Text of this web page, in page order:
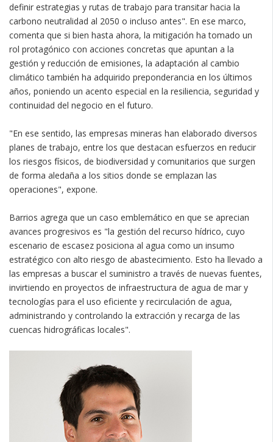
definir estrategias y rutas de trabajo para transitar hacia la
carbono neutralidad al 2050 o incluso antes". En ese marco,
comenta que si bien hasta ahora, la mitigación ha tomado un
rol protagónico con acciones concretas que apuntan a la
gestión y reducción de emisiones, la adaptación al cambio
climático también ha adquirido preponderancia en los últimos
años, poniendo un acento especial en la resiliencia, seguridad y
continuidad del negocio en el futuro.
"En ese sentido, las empresas mineras han elaborado diversos
planes de trabajo, entre los que destacan esfuerzos en reducir
los riesgos físicos, de biodiversidad y comunitarios que surgen
de forma aledaña a los sitios donde se emplazan las
operaciones", expone.
Barrios agrega que un caso emblemático en que se aprecian
avances progresivos es "la gestión del recurso hídrico, cuyo
escenario de escasez posiciona al agua como un insumo
estratégico con alto riesgo de abastecimiento. Esto ha llevado a
las empresas a buscar el suministro a través de nuevas fuentes,
invirtiendo en proyectos de infraestructura de agua de mar y
tecnologías para el uso eficiente y recirculación de agua,
administrando y controlando la extracción y recarga de las
cuencas hidrográficas locales".